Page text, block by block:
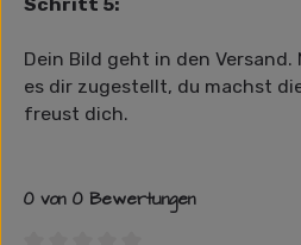
Dein Bild geht in den
es dir zugestellt, du machst
freust dich.
0 von 0 Bewertungen